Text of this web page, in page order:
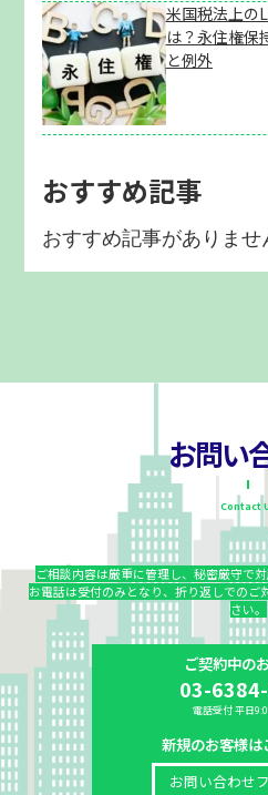
米国税法上
は？永住権保
と例外
おすすめ記事
おすすめ記事がありませ
お問い
Contact
ご相談内容は厳重に管理し、秘密厳守で
お電話は受付のみとなり、折り返しでのご
さい。
ご契約中の
03-
電話受付 平日
新規のお客様は
お問い合わせ